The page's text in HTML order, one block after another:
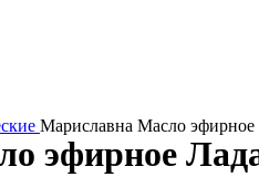
Мариславна Масло
эфирное